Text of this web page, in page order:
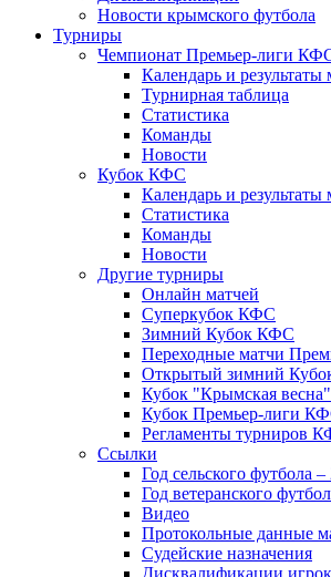
Новости крымского футбола
Турниры
Чемпионат Премьер-лиги
Календарь и результаты
Турнирная таблица
Статистика
Команды
Новости
Кубок КФС
Календарь и результаты
Статистика
Команды
Новости
Другие турниры
Онлайн матчей
Суперкубок КФС
Зимний Кубок КФС
Переходные матчи
Открытый зимний
Кубок "Крымская весна"
Кубок Премьер-лиги
Регламенты турниров
Ссылки
Год сельского футбола –
Год ветеранского
Видео
Протокольные данные
Судейские назначения
Дисквалификации